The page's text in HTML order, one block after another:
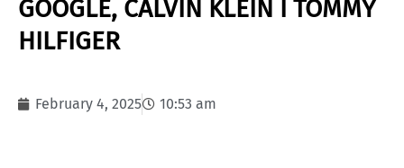
GOOGLE, CALVIN KLEIN I TOMMY
HILFIGER
February 4, 2025 10:53 am